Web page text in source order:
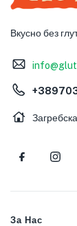
Вкусно без
За Нас